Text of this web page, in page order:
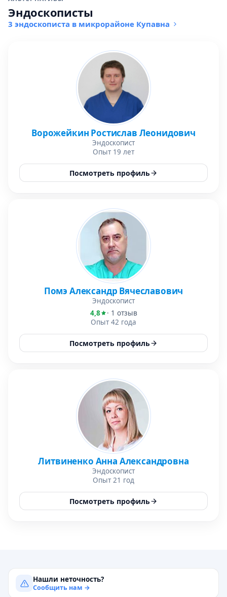
Эндоскописты
3 эндоскописта в микрорайоне Купавна
Ворожейкин Ростислав Леонидович
Эндоскопист
Опыт 19 лет
Посмотреть профиль
Помэ Александр Вячеславович
Эндоскопист
4,8
· 1 отзыв
Опыт 42 года
Посмотреть профиль
Литвиненко Анна Александровна
Эндоскопист
Опыт 21 год
Посмотреть профиль
Нашли неточность?
Сообщить нам →